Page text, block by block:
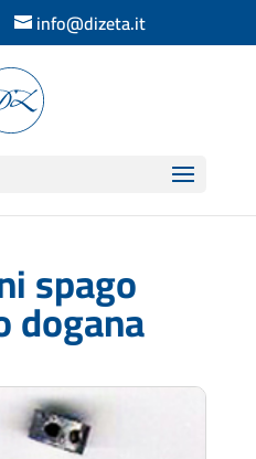
info@dizeta.it
spago
dogana